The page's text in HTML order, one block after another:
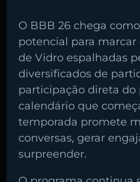
O BBB 26 chega
potencial para marcar
de Vidro espalhadas
diversificados de
participação direta do
calendário que
temporada promete
conversas, gerar
surpreender.